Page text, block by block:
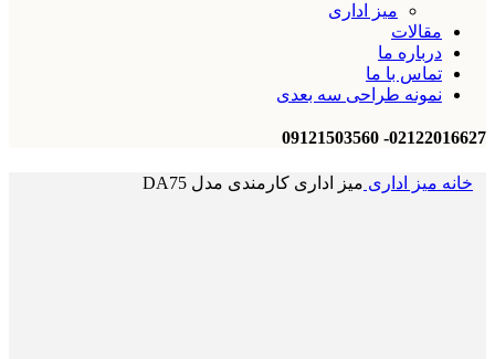
میز اداری
مقالات
درباره ما
تماس با ما
نمونه طراحی سه بعدی
02122016627- 09121503560
خانه میز اداری میز اداری کارمندی مدل DA75